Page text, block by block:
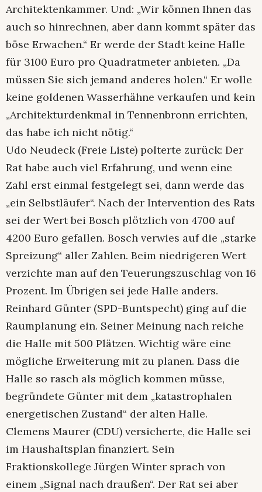
Architektenkammer. Und: „Wir können Ihnen das
auch so hinrechnen, aber dann kommt später das
böse Erwachen.“ Er werde der Stadt keine Halle
für 3100 Euro pro Quadratmeter anbieten. „Da
müssen Sie sich jemand anderes holen.“ Er wolle
keine goldenen Wasserhähne verkaufen und kein
„Architekturdenkmal in Tennenbronn errichten,
das habe ich nicht nötig.“
Udo Neudeck (Freie Liste) polterte zurück: Der
Rat habe auch viel Erfahrung, und wenn eine
Zahl erst einmal festgelegt sei, dann werde das
„ein Selbstläufer“. Nach der Intervention des Rats
sei der Wert bei Bosch plötzlich von 4700 auf
4200 Euro gefallen. Bosch verwies auf die „starke
Spreizung“ aller Zahlen. Beim niedrigeren Wert
verzichte man auf den Teuerungszuschlag von 16
Prozent. Im Übrigen sei jede Halle anders.
Reinhard Günter (SPD-Buntspecht) ging auf die
Raumplanung ein. Seiner Meinung nach reiche
die Halle mit 500 Plätzen. Wichtig wäre eine
mögliche Erweiterung mit zu planen. Dass die
Halle so rasch als möglich kommen müsse,
begründete Günter mit dem „katastrophalen
energetischen Zustand“ der alten Halle.
Clemens Maurer (CDU) versicherte, die Halle sei
im Haushaltsplan finanziert. Sein
Fraktionskollege Jürgen Winter sprach von
einem „Signal nach draußen“. Der Rat sei aber